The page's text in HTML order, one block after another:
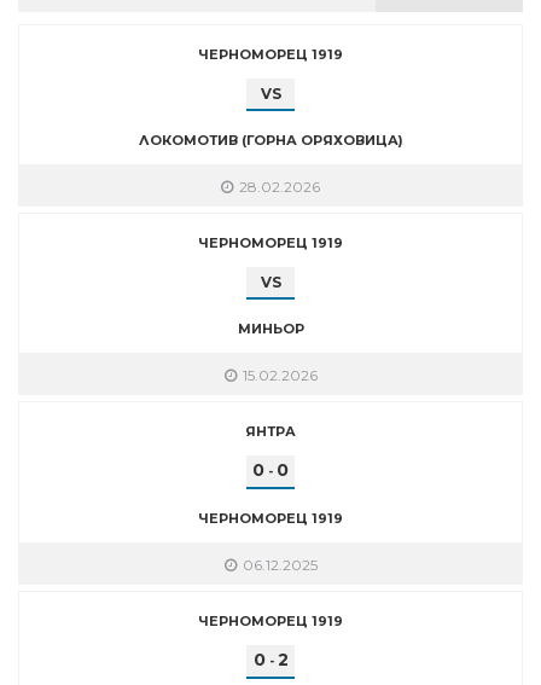
ЧЕРНОМОРЕЦ 1919
VS
ЛОКОМОТИВ (ГОРНА ОРЯХОВИЦА)
28.02.2026
ЧЕРНОМОРЕЦ 1919
VS
МИНЬОР
15.02.2026
ЯНТРА
0 - 0
ЧЕРНОМОРЕЦ 1919
06.12.2025
ЧЕРНОМОРЕЦ 1919
0- 2